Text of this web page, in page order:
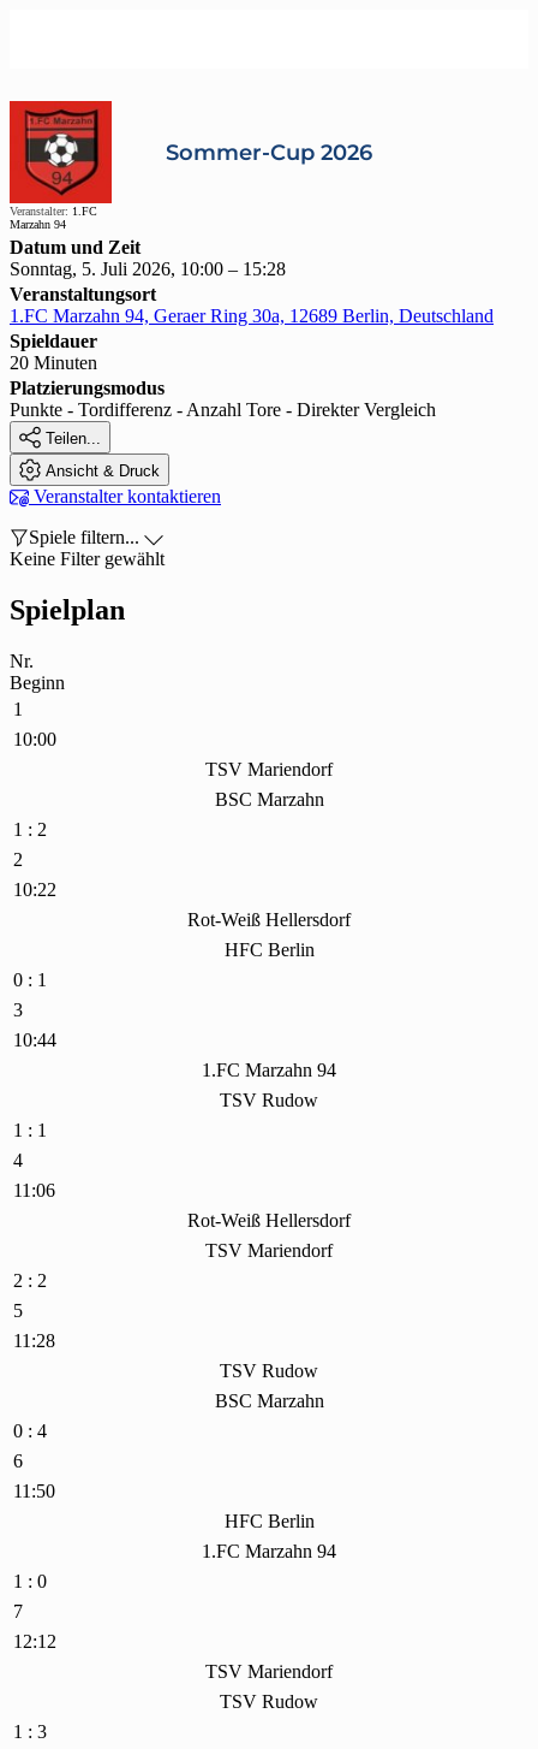
Veranstalter: 1.FC
Marzahn 94
Sommer-Cup 2026
Datum und Zeit
Sonntag, 5. Juli 2026, 10:00 – 15:28
Veranstaltungsort
1.FC Marzahn 94, Geraer Ring 30a, 12689 Berlin, Deutschland
Spieldauer
20 Minuten
Platzierungsmodus
Punkte - Tordifferenz - Anzahl Tore - Direkter Vergleich
 Teilen...
 Ansicht & Druck
 Veranstalter kontaktieren
Spiele filtern... 
Keine Filter gewählt
Spielplan
Nr.
Beginn
1
10:00
TSV Mariendorf
BSC Marzahn
1 : 2
2
10:22
Rot-Weiß Hellersdorf
HFC Berlin
0 : 1
3
10:44
1.FC Marzahn 94
TSV Rudow
1 : 1
4
11:06
Rot-Weiß Hellersdorf
TSV Mariendorf
2 : 2
5
11:28
TSV Rudow
BSC Marzahn
0 : 4
6
11:50
HFC Berlin
1.FC Marzahn 94
1 : 0
7
12:12
TSV Mariendorf
TSV Rudow
1 : 3